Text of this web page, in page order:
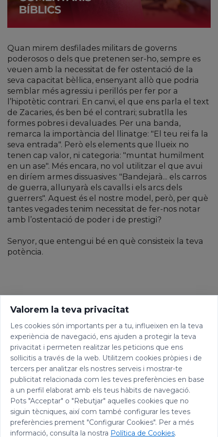
Quan mirem desfilades militars de governs
poderosos o dels que pretenen ser-ho, sempre es
veuen amb la necessitat de fer ostentació de la
seva capacitat bèl·lica, ensenyant allò que podria
semblar més agressiu i perillós per fer por a
l’hipotètic contrari. En canvi, el que ens parla el text
de Zacaries, és ben bé el contrari; subratlla les
formes pobres i devaluades. Per una banda,
remarca la importància del llinatge: "El teu rei fa la
seva entrada". Però els elements que llueix no
tenen cap valor, ni categoria: "muntat humilment
en un ase". Més encara, no vol utilitzar el que avui
en diríem armes dissuasives: "Bandejarà... els carros
de guerra, allunyarà els cavalls i els arcs dels
guerrers". Aquest és el nostre model, però, per què
tantes vegades tenim necessitat de fer-nos notar
amb l’ostentació de poder i de prestigi?
Senyor, que entengui bé en què consisteix la teva
potència.
Valorem la teva privacitat
Les cookies són importants per a tu, influeixen en la teva
experiència de navegació, ens ajuden a protegir la teva
privacitat i permeten realitzar les peticions que ens
sol·licitis a través de la web. Utilitzem cookies pròpies i de
tercers per analitzar els nostres serveis i mostrar-te
publicitat relacionada com les teves preferències en base
a un perfil elaborat amb els teus hàbits de navegació.
Pots "Acceptar" o "Rebutjar" aquelles cookies que no
siguin tècniques, així com també configurar les teves
preferències prement "Configurar Cookies". Per a més
informació, consulta la nostra Política de Cookies.